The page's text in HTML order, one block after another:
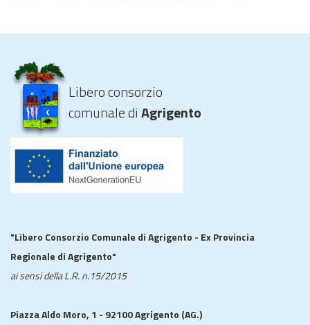
Libero consorzio
comunale diAgrigento
"Libero Consorzio Comunale di Agrigento - Ex Provincia
Regionale di Agrigento"
ai sensi della L.R. n.15/2015
Piazza Aldo Moro, 1 - 92100 Agrigento (AG.)